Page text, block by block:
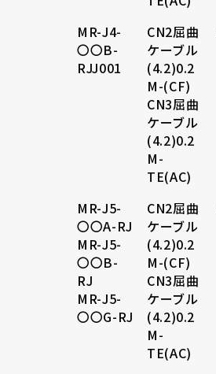
MR-J4-
〇〇B-
RJJ001
CN2屈曲
ケーブル
(4.2)0.2
M-(CF)
CN3屈曲
ケーブル
(4.2)0.2
M-
TE(AC)
MR-J5-
〇〇A-RJ
MR-J5-
〇〇B-
RJ
MR-J5-
〇〇G-RJ
CN2屈曲
ケーブル
(4.2)0.2
M-(CF)
CN3屈曲
ケーブル
(4.2)0.2
M-
TE(AC)